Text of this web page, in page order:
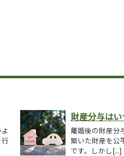
財産分与は
離婚後の財産分
築いた財産を公
です。しかし[...]